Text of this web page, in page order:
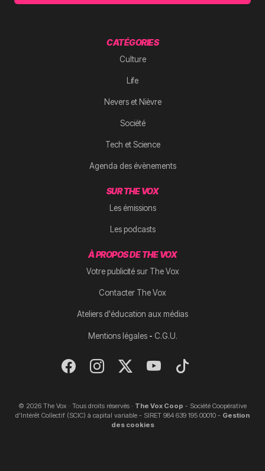
CATÉGORIES
Culture
Life
Nevers et Nièvre
Société
Tech et Science
Agenda des évènements
SUR THE VOX
Les émissions
Les podcasts
À PROPOS DE THE VOX
Votre publicité sur The Vox
Contacter The Vox
Ateliers d'éducation aux médias
Mentions légales- C.G.U.
© 2026 The Vox · Tous droits réservés · The Vox Coop - Société Coopérative
d'Intérêt Collectif (SCIC) à capital variable - SIRET 984 639 195 00010 - Gestion
des cookies